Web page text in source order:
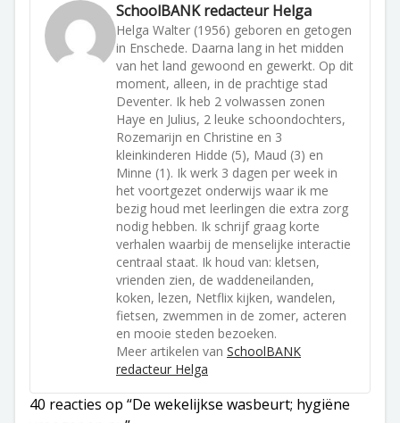
SchoolBANK redacteur Helga
Helga Walter (1956) geboren en getogen
in Enschede. Daarna lang in het midden
van het land gewoond en gewerkt. Op dit
moment, alleen, in de prachtige stad
Deventer. Ik heb 2 volwassen zonen
Haye en Julius, 2 leuke schoondochters,
Rozemarijn en Christine en 3
kleinkinderen Hidde (5), Maud (3) en
Minne (1). Ik werk 3 dagen per week in
het voortgezet onderwijs waar ik me
bezig houd met leerlingen die extra zorg
nodig hebben. Ik schrijf graag korte
verhalen waarbij de menselijke interactie
centraal staat. Ik houd van: kletsen,
vrienden zien, de waddeneilanden,
koken, lezen, Netflix kijken, wandelen,
fietsen, zwemmen in de zomer, acteren
en mooie steden bezoeken.
Meer artikelen van SchoolBANK
redacteur Helga
40 reacties op “De wekelijkse wasbeurt; hygiëne